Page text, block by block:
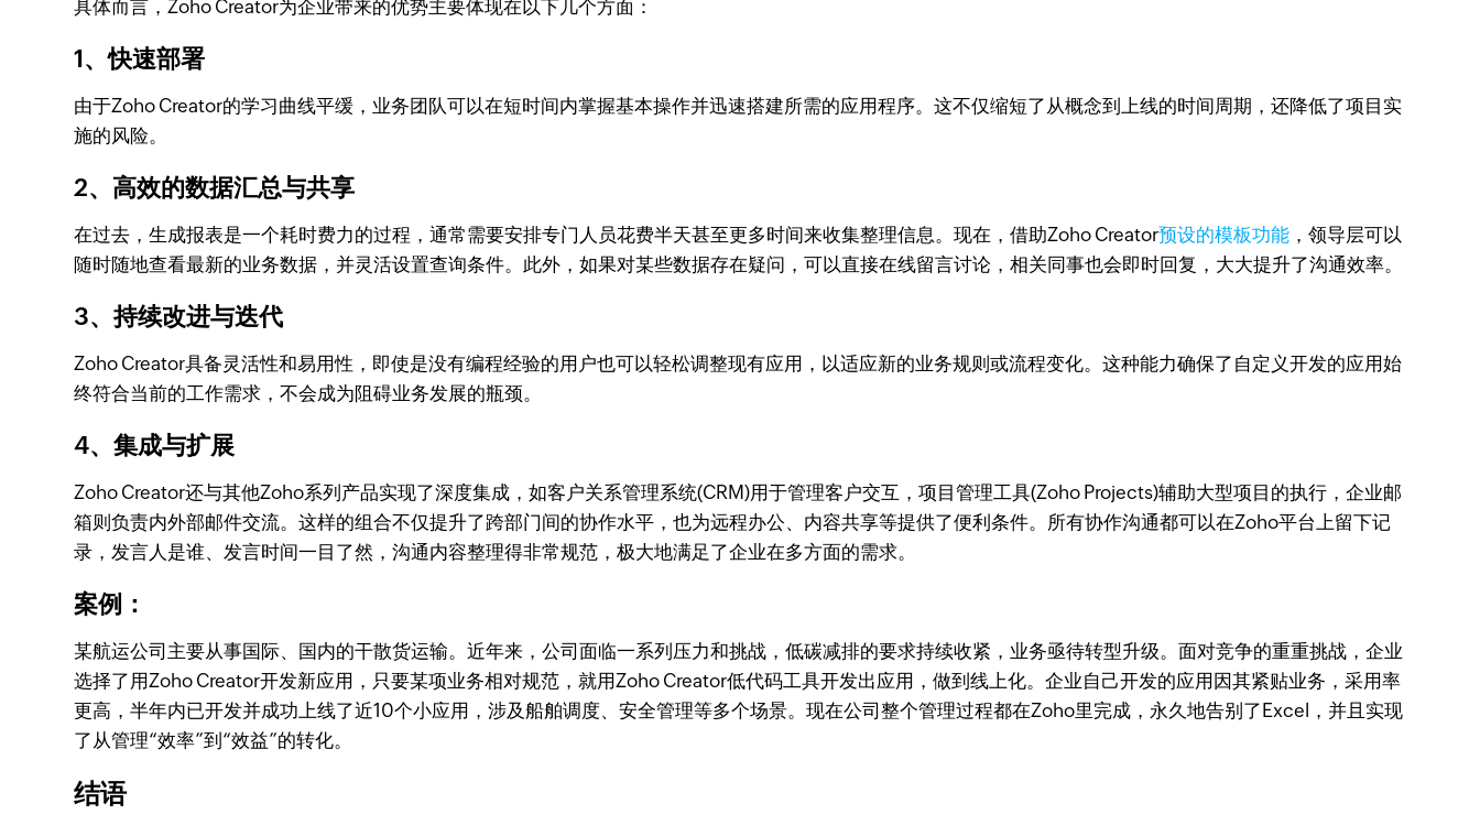
具体而言，Zoho Creator为企业带来的优势主要体现在以下几个方面：
1、快速部署
由于Zoho Creator的学习曲线平缓，业务团队可以在短时间内掌握基本操作并迅速搭建所需的应用程序。这不仅缩短了从概念到上线的时间周期，还降低了项目实
施的风险。
2、高效的数据汇总与共享
在过去，生成报表是一个耗时费力的过程，通常需要安排专门人员花费半天甚至更多时间来收集整理信息。现在，借助Zoho Creator预设的模板功能 ，领导层可以
随时随地查看最新的业务数据，并灵活设置查询条件。此外，如果对某些数据存在疑问，可以直接在线留言讨论，相关同事也会即时回复，大大提升了沟通效率。
3、持续改进与迭代
Zoho Creator具备灵活性和易用性，即使是没有编程经验的用户也可以轻松调整现有应用，以适应新的业务规则或流程变化。这种能力确保了自定义开发的应用始
终符合当前的工作需求，不会成为阻碍业务发展的瓶颈。
4、集成与扩展
Zoho Creator还与其他Zoho系列产品实现了深度集成，如客户关系管理系统(CRM)用于管理客户交互，项目管理工具(Zoho Projects)辅助大型项目的执行，企业邮
箱则负责内外部邮件交流。这样的组合不仅提升了跨部门间的协作水平，也为远程办公、内容共享等提供了便利条件。所有协作沟通都可以在Zoho平台上留下记
录，发言人是谁、发言时间一目了然，沟通内容整理得非常规范，极大地满足了企业在多方面的需求。
案例：
某航运公司主要从事国际、国内的干散货运输。近年来，公司面临一系列压力和挑战，低碳减排的要求持续收紧，业务亟待转型升级。面对竞争的重重挑战，企业
选择了用Zoho Creator开发新应用，只要某项业务相对规范，就用Zoho Creator低代码工具开发出应用，做到线上化。企业自己开发的应用因其紧贴业务，采用率
更高，半年内已开发并成功上线了近10个小应用，涉及船舶调度、安全管理等多个场景。现在公司整个管理过程都在Zoho里完成，永久地告别了Excel，并且实现
了从管理“效率”到“效益”的转化。
结语